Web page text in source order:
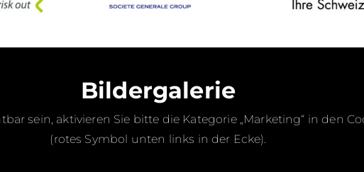
Bildergalerie
sein, aktivieren Sie bitte die Kategorie „Marketing“ in den
(rotes Symbol unten links in der Ecke).